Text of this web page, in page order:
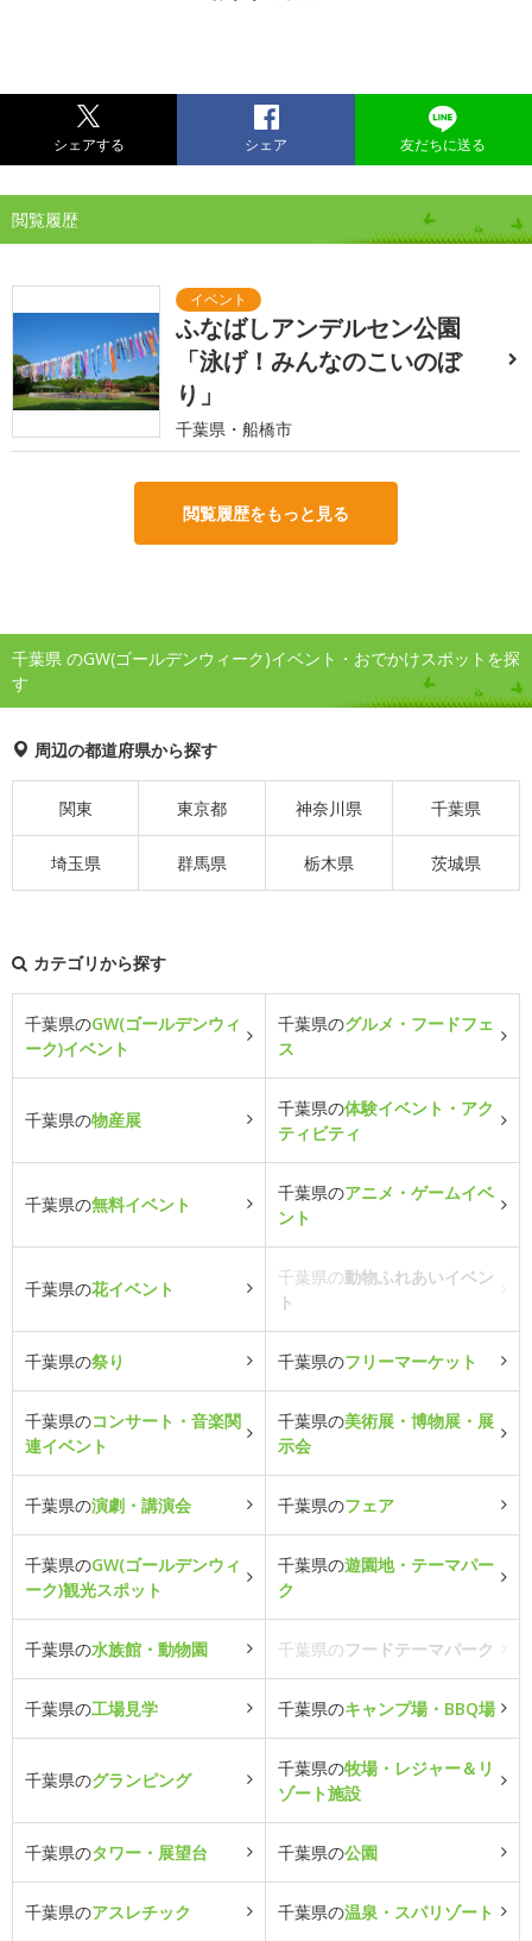
シェアする シェア 友だちに送る
閲覧履歴
ふなばしアンデルセン公園
「泳げ！みんなのこいのぼ
り」
千葉県・船橋市
閲覧履歴をもっと見る
千葉県 のGW(ゴールデンウィーク)イベント・おでかけスポットを探
す
周辺の都道府県から探す
関東 東京都 神奈川県 千葉県
埼玉県 群馬県 栃木県 茨城県
カテゴリから探す
千葉県のGW(ゴールデンウィ
ーク)イベント
千葉県のグルメ・フードフェ
ス
千葉県の物産展
千葉県の体験イベント・アク
ティビティ
千葉県の無料イベント
千葉県のアニメ・ゲームイベ
ント
千葉県の花イベント
千葉県の動物ふれあいイベン
ト
千葉県の祭り 千葉県のフリーマーケット
千葉県のコンサート・音楽関
連イベント
千葉県の美術展・博物展・展
示会
千葉県の演劇・講演会 千葉県のフェア
千葉県のGW(ゴールデンウィ
ーク)観光スポット
千葉県の遊園地・テーマパー
ク
千葉県の水族館・動物園 千葉県のフードテーマパーク
千葉県の工場見学 千葉県のキャンプ場・BBQ場
千葉県のグランピング
千葉県の牧場・レジャー＆リ
ゾート施設
千葉県のタワー・展望台 千葉県の公園
千葉県のアスレチック 千葉県の温泉・スパリゾート